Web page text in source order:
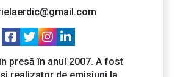
presă în anul 2007. A fost
realizator de emisiuni la